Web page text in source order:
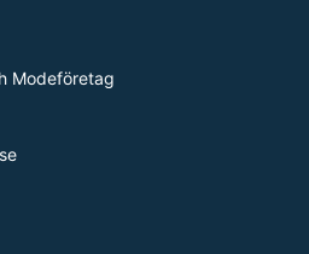
Modeföretag